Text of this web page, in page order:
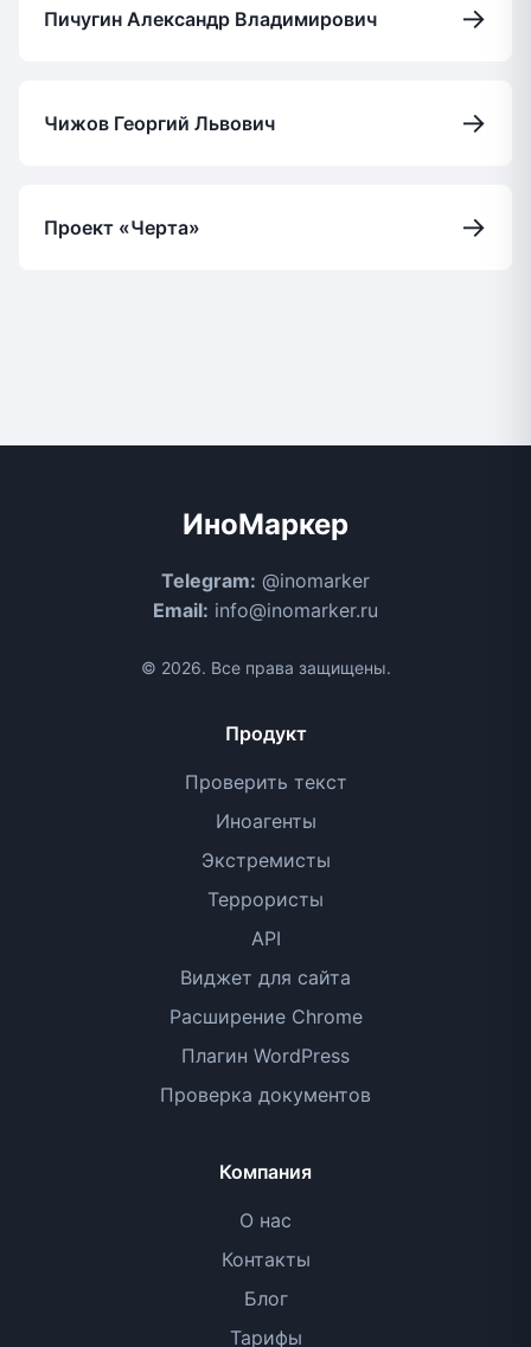
Пичугин Александр Владимирович →
Чижов Георгий Львович →
Проект «Черта» →
ИноМаркер
Telegram: @inomarker
Email: info@inomarker.ru
© 2026. Все права защищены.
Продукт
Проверить текст
Иноагенты
Экстремисты
Террористы
API
Виджет для сайта
Расширение Chrome
Плагин WordPress
Проверка документов
Компания
О нас
Контакты
Блог
Тарифы